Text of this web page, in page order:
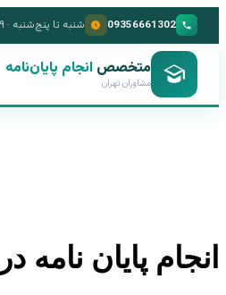
09356661302 شنبه تا پنج‌شنبه · ۹ الی ۱۸
متخصص انجام پایان‌نامه
مشاوران تهران
انجام پایان